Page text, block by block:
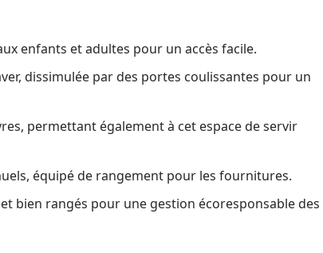
enfants et adultes pour un accès facile.
dissimulée par des portes coulissantes pour un
permettant également à cet espace de servir
équipé de rangement pour les fournitures.
bien rangés pour une gestion écoresponsable des